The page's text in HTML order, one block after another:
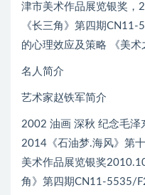
津市美术作品展览银奖，
《长三角》第四期
的心理效应及策略 《美
名人简介
艺术家赵铁军简介
2002 油画 深秋 纪念毛泽
2014《石油梦.海风》第
美术作品展览银奖
角》第四期CN11-5535/